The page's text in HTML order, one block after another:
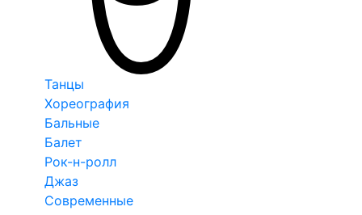
Танцы
Хореография
Бальные
Балет
Рок-н-ролл
Джаз
Современные